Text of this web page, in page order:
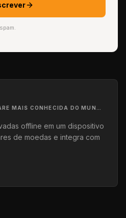
offline em um dispositivo
de moedas e integra com